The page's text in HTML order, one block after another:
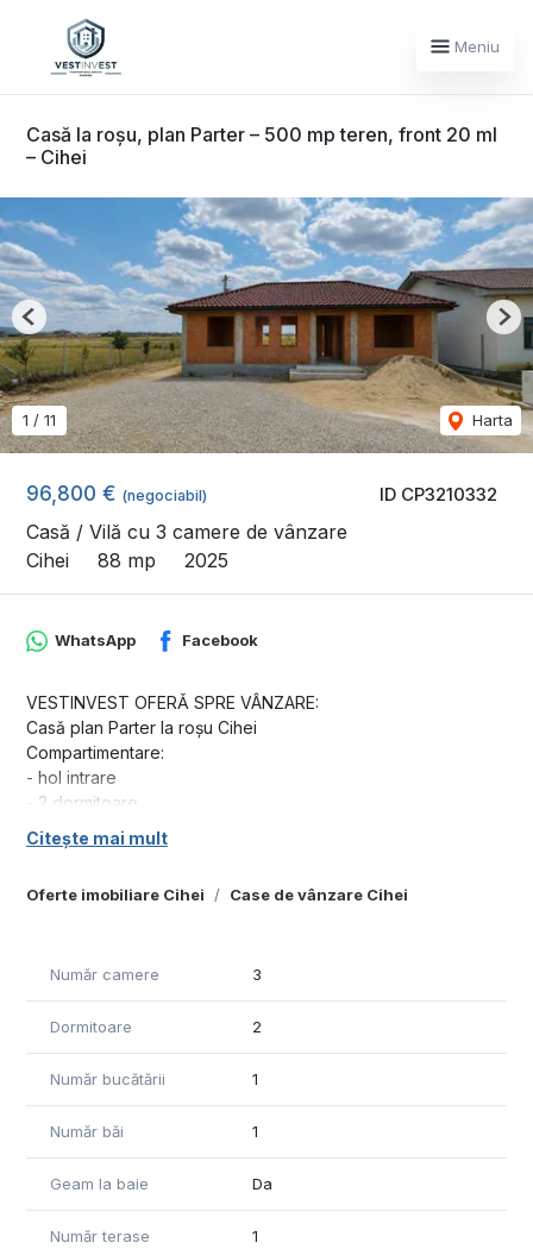
Meniu
Casă la roșu, plan Parter – 500 mp teren, front 20 ml
– Cihei
ID CP3210332
96,800 € (negociabil)
Casă / Vilă cu 3 camere de vânzare
Cihei
88 mp 2025
1 / 11 Harta
Previous
Oferte imobiliare Cihei Case de vânzare Cihei
WhatsApp Facebook
VESTINVEST OFERǍ SPRE VÂNZARE:
Casǎ plan Parter la roșu Cihei
Compartimentare:
- hol intrare
- 2 dormitoare
- living cu bucǎtǎrie open-space
- 2 bǎi
- Suprafațǎ utilǎ: 88 mp.
Front stradal: 20 ml
Proprietatea se predă la stadiul de roșu, oferind libertatea
de a finaliza interiorul exact după stilul dorit.
Pret: 96.800 Euro Negociabil
Telefon: 0371 780 037
Citește mai mult
Număr camere 3
Dormitoare 2
Număr bucătării 1
Număr băi 1
Geam la baie Da
Număr terase 1